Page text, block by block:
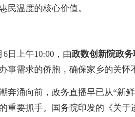
民温度的核心价值。
上午10:00，由政数创新院政
事需求的侨胞，确保家乡的关怀
涌向前，政务直播早已从“新鲜
重要抓手。国务院印发的《关